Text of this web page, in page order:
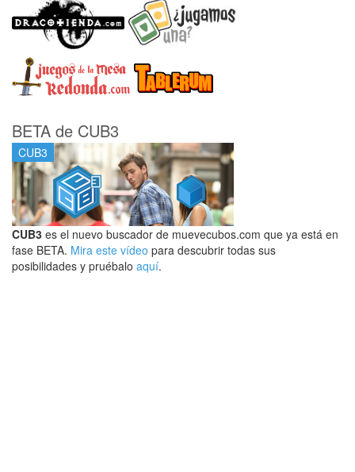
BETA de CUB3
CUB3
CUB3 es el nuevo buscador de muevecubos.com que ya está en
fase BETA. Mira este vídeo para descubrir todas sus
posibilidades y pruébalo aquí.